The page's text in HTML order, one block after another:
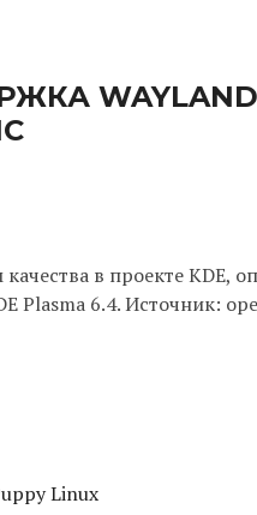
в проекте KDE,
Plasma 6.4. Источник:
Linux